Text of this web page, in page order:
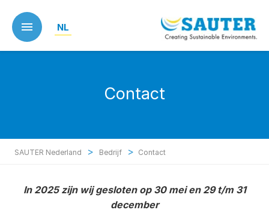
main
content
NL
Contact
SAUTER Nederland > Bedrijf > Contact
In 2025 zijn wij gesloten op 30 mei en 29 t/m 31
december